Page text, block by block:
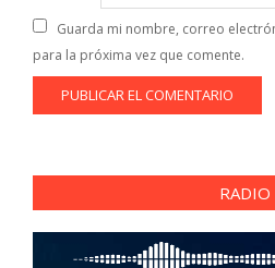
Guarda mi nombre, correo
para la próxima vez que comente.
RADIO